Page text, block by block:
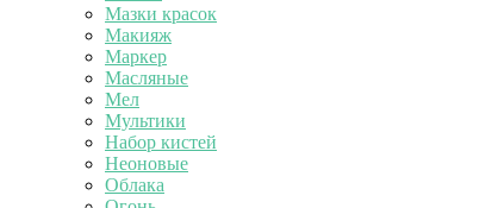
Мазки красок
Макияж
Маркер
Масляные
Мел
Мультики
Набор кистей
Неоновые
Облака